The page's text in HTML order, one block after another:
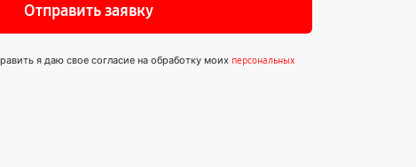
Отправить заявку
я даю свое согласие на обработку моих персональных